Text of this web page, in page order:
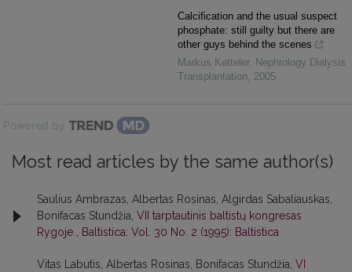
Calcification and the usual suspect
phosphate: still guilty but there are
other guys behind the scenes
Markus Ketteler, Nephrology Dialysis
Transplantation, 2005
Powered by
Most read articles by the same author(s)
Saulius Ambrazas, Albertas Rosinas, Algirdas Sabaliauskas,
Bonifacas Stundžia, VII tarptautinis baltistų kongresas
Rygoje
Baltistica: Vol. 30 No. 2 (1995): Baltistica
Vitas Labutis, Albertas Rosinas, Bonifacas Stundžia, VI